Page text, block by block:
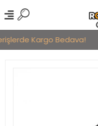
Kargo Bedava!